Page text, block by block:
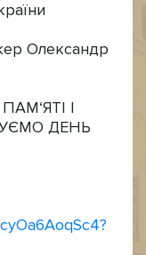
Олександр
І
ДЕНЬ